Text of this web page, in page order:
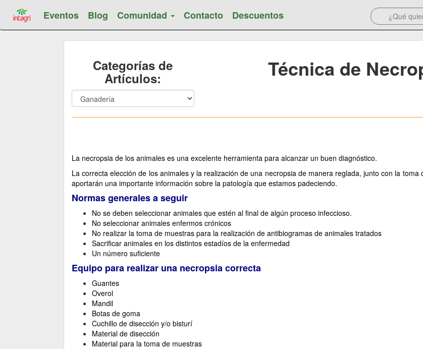
Eventos Blog Comunidad Contacto Descuentos
Categorías de
Artículos: Técnica de
La necropsia de los animales es una excelente herramienta para alcanzar un buen diagnóstico.
La correcta elección de los animales y la realización de una necropsia de manera reglada, junto con la
aportarán una importante información sobre la patología que estamos padeciendo.
Normas generales a seguir
No se deben seleccionar animales que estén al final de algún proceso infeccioso.
No seleccionar animales enfermos crónicos
No realizar la toma de muestras para la realización de antibiogramas de animales tratados
Sacrificar animales en los distintos estadíos de la enfermedad
Un número suficiente
Equipo para realizar una necropsia correcta
Guantes
Overol
Mandil
Botas de goma
Cuchillo de disección y/o bisturí
Material de disección
Material para la toma de muestras